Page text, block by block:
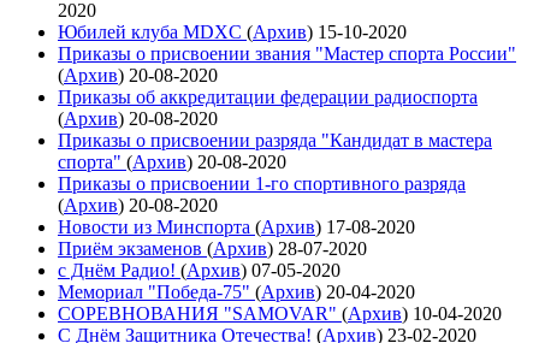
2020
Юбилей клуба MDXC (Архив) 15-10-2020
Приказы о присвоении звания "Мастер спорта России"
(Архив) 20-08-2020
Приказы об аккредитации федерации радиоспорта
(Архив) 20-08-2020
Приказы о присвоении разряда "Кандидат в мастера
спорта" (Архив) 20-08-2020
Приказы о присвоении 1-го спортивного разряда
(Архив) 20-08-2020
Новости из Минспорта (Архив) 17-08-2020
Приём экзаменов (Архив) 28-07-2020
с Днём Радио! (Архив) 07-05-2020
Мемориал "Победа-75" (Архив) 20-04-2020
СОРЕВНОВАНИЯ "SAMOVAR" (Архив) 10-04-2020
С Днём Защитника Отечества! (Архив) 23-02-2020